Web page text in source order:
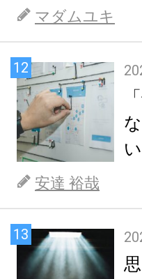
マダムユキ
12
安達 裕哉
13